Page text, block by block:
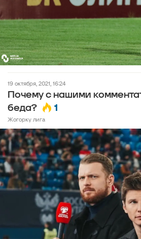
19 октября, 2021, 16:24
Почему с нашими
беда?
1
Жогорку лига